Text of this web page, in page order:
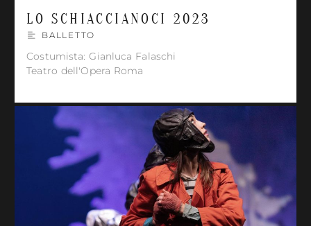
LO SCHIACCIANOCI 2023
BALLETTO
Costumista: Gianluca Falaschi
Teatro dell'Opera Roma